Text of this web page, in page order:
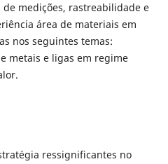
medições, rastreabilidade e
área de materiais em
nos seguintes temas:
metais e ligas em regime
ressignificantes no